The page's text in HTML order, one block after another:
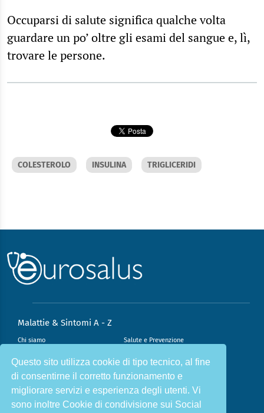
Questo sito utilizza cookie di tipo tecnico, al fine
di consentirne il corretto funzionamento e
migliorare servizi e esperienza degli utenti. Vi
sono inoltre Cookie di condivisione sui Social
Occuparsi di salute significa qualche volta
guardare un po’ oltre gli esami del sangue e, lì,
trovare le persone.
COLESTEROLO INSULINA TRIGLICERIDI
Malattie & Sintomi A - Z
Chi siamo Salute e Prevenzione
Infiammazione e Allergia Direzione scientifica
Nutrizione e Stili di vita Sport e Benessere
Cookie Policy L’angolo del dottore